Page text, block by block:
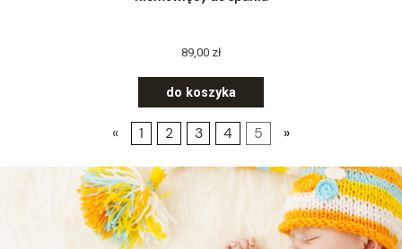
89,00 zł
do koszyka
« 1 2 3 4 5 »